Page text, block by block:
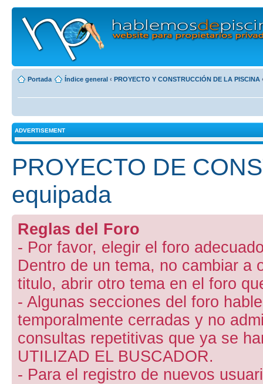
Portada Índice general ‹ PROYECTO Y CONSTRUCCIÓN DE LA PISCINA
ADVERTISEMENT
PROYECTO DE
equipada
Reglas del Foro
- Por favor, elegir el foro
Dentro de un tema, no cambiar a
titulo, abrir otro tema en el foro
- Algunas secciones del foro
temporalmente cerradas y no
consultas repetitivas que ya se
UTILIZAD EL BUSCADOR.
- Para el registro de nuevos